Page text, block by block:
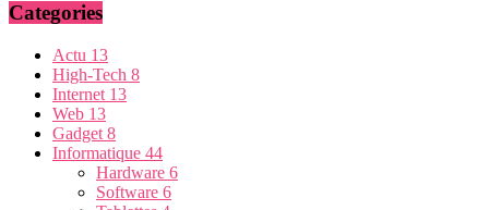
Categories
Actu 13
High-Tech 8
Internet 13
Web 13
Gadget 8
Informatique 44
Hardware 6
Software 6